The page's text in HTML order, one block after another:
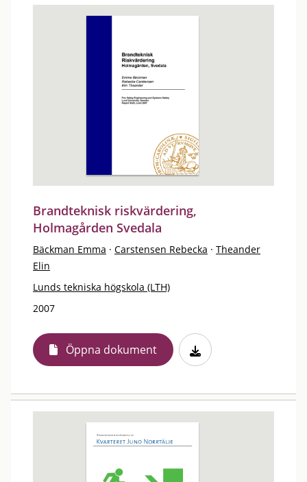
Brandteknisk riskvärdering,
Holmagården Svedala
Bäckman Emma · Carstensen Rebecka · Theander
Elin
Lunds tekniska högskola (LTH)
2007
Öppna dokument